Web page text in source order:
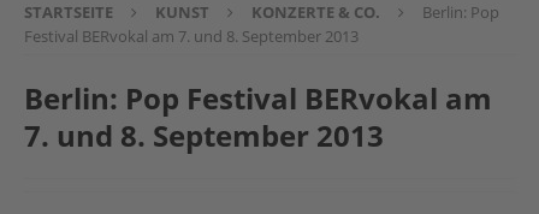
STARTSEITE KUNST KONZERTE & CO.
Berlin: Pop
Festival BERvokal am 7. und 8. September 2013
Berlin: Pop Festival BERvokal am
7. und 8. September 2013